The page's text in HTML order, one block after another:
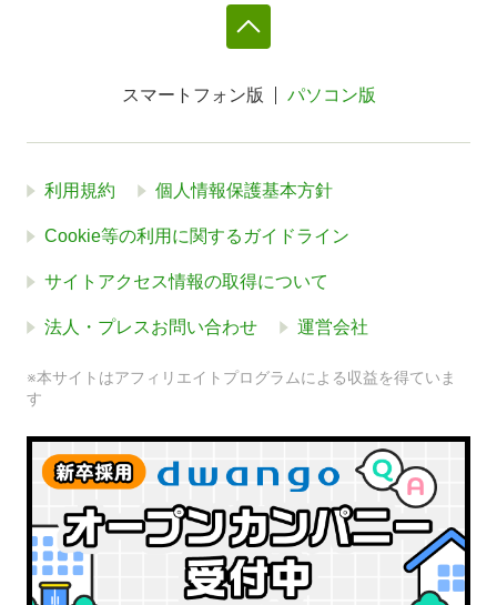
スマートフォン版 パソコン版
利用規約 個人情報保護基本方針
Cookie等の利用に関するガイドライン
サイトアクセス情報の取得について
法人・プレスお問い合わせ 運営会社
※本サイトはアフィリエイトプログラムによる収益を得ていま
す